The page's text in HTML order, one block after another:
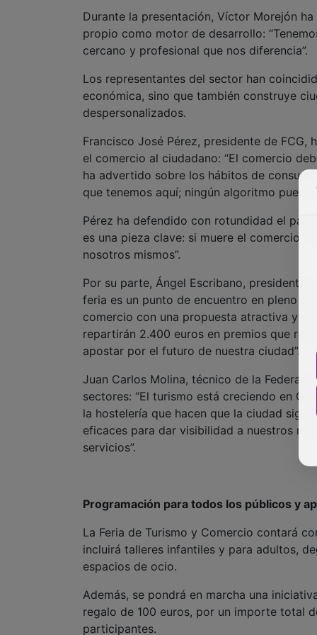
Durante la presentación, Víctor Morejón
propio como motor de desarrollo:
cercano y profesional que nos diferencia”.
Los representantes del sector han
económica, sino que también construye
despersonalizados.
Francisco José Pérez, presidente de
el comercio al ciudadano: “El comercio
ha advertido sobre los hábitos de
que tenemos aquí; ningún algoritmo puede
Pérez ha defendido con rotundidad el
es una pieza clave: si muere el comercio,
nosotros mismos”.
Por su parte, Ángel Escribano, presidente
feria es un punto de encuentro en pleno
comercio con una propuesta atractiva y
repartirán 2.400 euros en premios que
apostar por el futuro de nuestra ciudad”.
Juan Carlos Molina, técnico de la
sectores: “El turismo está creciendo en
la hostelería que hacen que la ciudad siga
eficaces para dar visibilidad a nuestros
servicios”.
Programación para todos los públicos y
La Feria de Turismo y Comercio contará
incluirá talleres infantiles y para adultos,
espacios de ocio.
Además, se pondrá en marcha una
regalo de 100 euros, por un importe total
participantes.